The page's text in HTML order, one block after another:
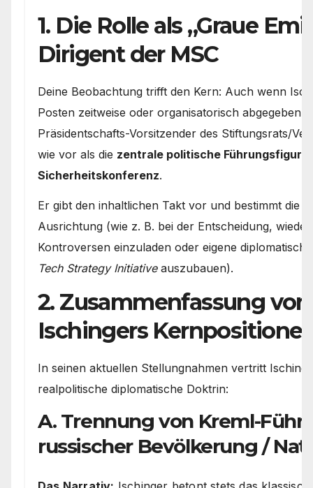
1. Die Rolle als „Graue
Dirigent der MSC
Deine Beobachtung trifft den Kern: Auch wenn
Posten zeitweise oder organisatorisch abgegeben
Präsidentschafts-Vorsitzender des Stiftungsrats/
wie vor als die zentrale politische Führungsfigur
Sicherheitskonferenz.
Er gibt den inhaltlichen Takt vor und bestimmt die
Ausrichtung (wie z. B. bei der Entscheidung,
Kontroversen einzuladen oder eigene
Tech Strategy Initiativeauszubauen).
2. Zusammenfassung von
Ischingers
In seinen aktuellen Stellungnahmen vertritt
realpolitische diplomatische Doktrin:
A. Trennung von Kreml-
russischer Bevölkerung /